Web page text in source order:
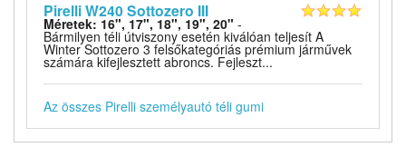
Pirelli W240 Sottozero III
Méretek: 16", 17", 18", 19", 20" -
Bármilyen téli útviszony esetén kiválóan teljesít A
Winter Sottozero 3 felsőkategóriás prémium járművek
számára kifejlesztett abroncs. Fejleszt...
Az összes Pirelli személyautó téli gumi